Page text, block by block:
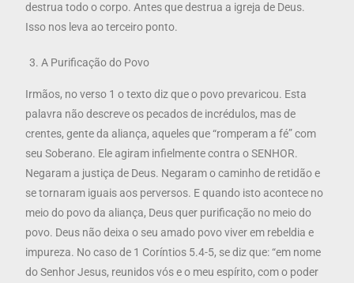
destrua todo o corpo. Antes que destrua a igreja de Deus.
Isso nos leva ao terceiro ponto.
A Purificação do Povo
Irmãos, no verso 1 o texto diz que o povo prevaricou. Esta
palavra não descreve os pecados de incrédulos, mas de
crentes, gente da aliança, aqueles que “romperam a fé” com
seu Soberano. Ele agiram infielmente contra o SENHOR.
Negaram a justiça de Deus. Negaram o caminho de retidão e
se tornaram iguais aos perversos. E quando isto acontece no
meio do povo da aliança, Deus quer purificação no meio do
povo. Deus não deixa o seu amado povo viver em rebeldia e
impureza. No caso de 1 Coríntios 5.4-5, se diz que: “em nome
do Senhor Jesus, reunidos vós e o meu espírito, com o poder